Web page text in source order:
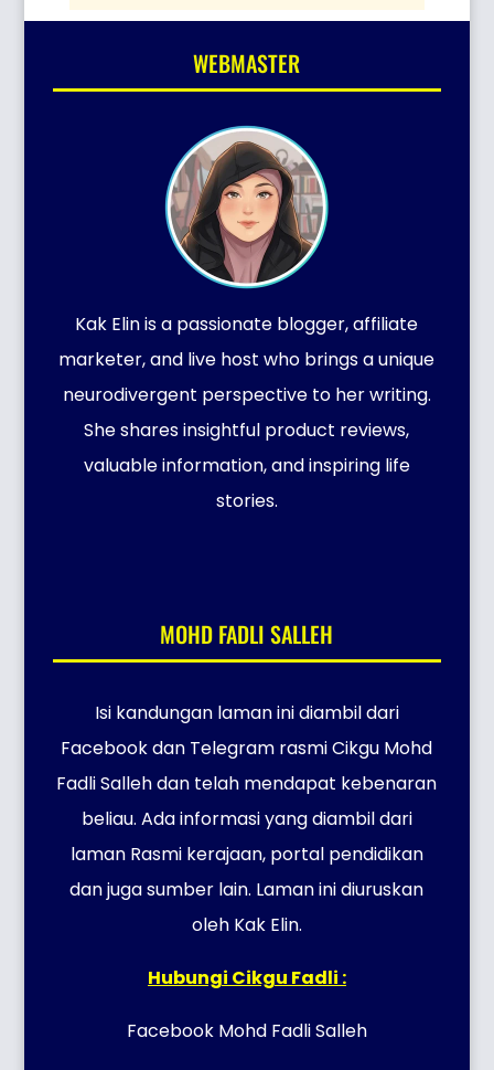
WEBMASTER
Kak Elin is a passionate blogger, affiliate
marketer, and live host who brings a unique
neurodivergent perspective to her writing.
She shares insightful product reviews,
valuable information, and inspiring life
stories.
MOHD FADLI SALLEH
Isi kandungan laman ini diambil dari
Facebook dan Telegram rasmi Cikgu Mohd
Fadli Salleh dan telah mendapat kebenaran
beliau. Ada informasi yang diambil dari
laman Rasmi kerajaan, portal pendidikan
dan juga sumber lain. Laman ini diuruskan
oleh Kak Elin.
Hubungi Cikgu Fadli :
Facebook Mohd Fadli Salleh